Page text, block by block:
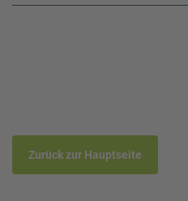
Zurück zur Hauptseite